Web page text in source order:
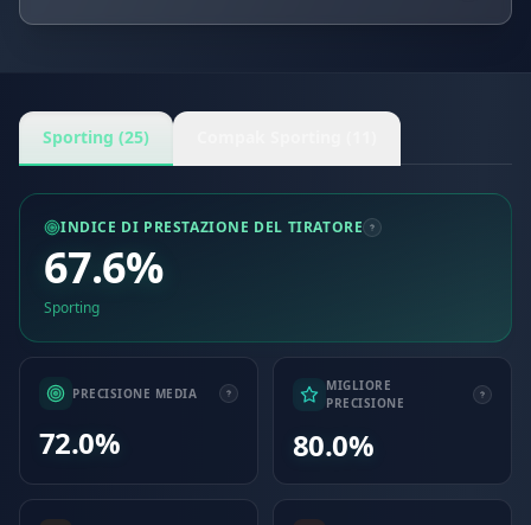
Sporting (25)
INDICE DI PRESTAZIONE DEL TIRATORE
67.6%
Sporting
PRECISIONE MEDIA
72.0%
MIGLIORE
PRECISIONE
80.0%